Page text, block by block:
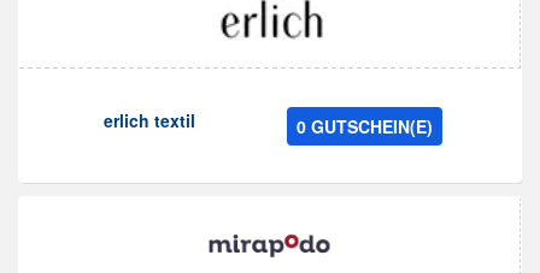
erlich textil 0 GUTSCHEIN(E)